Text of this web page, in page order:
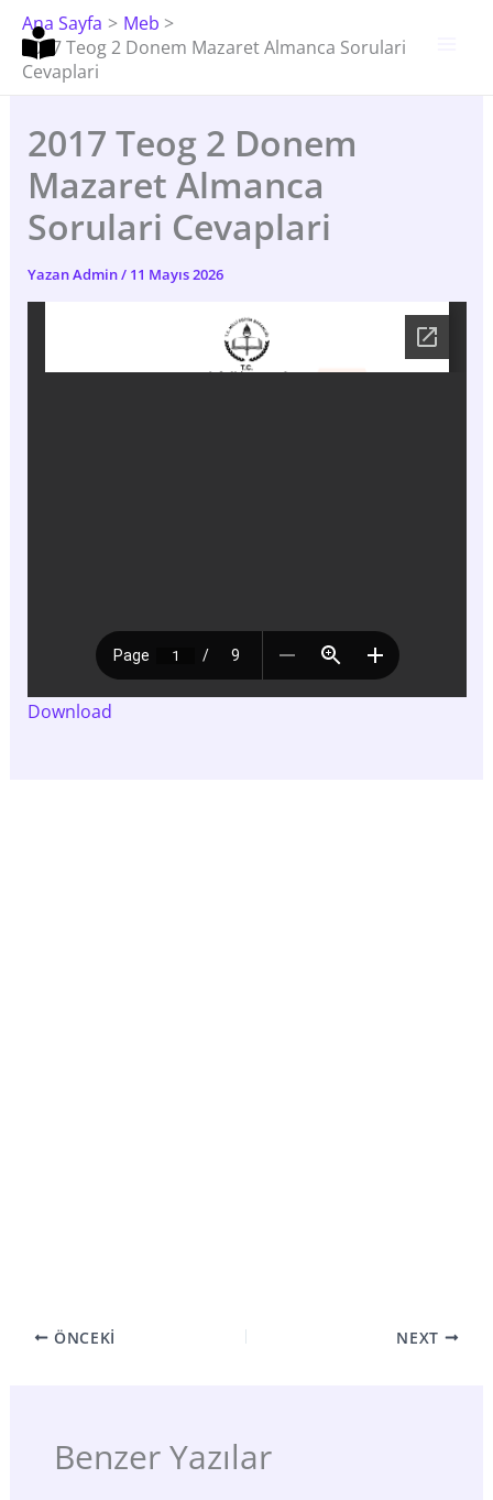
İçeriğe
Atla
Ana Sayfa
Meb
2017 Teog 2 Donem Mazaret Almanca Sorulari
Cevaplari
2017 Teog 2 Donem
Mazaret Almanca
Sorulari Cevaplari
YazanAdmin/ 11 Mayıs 2026
Download
ÖNCEKI NEXT
Benzer Yazılar